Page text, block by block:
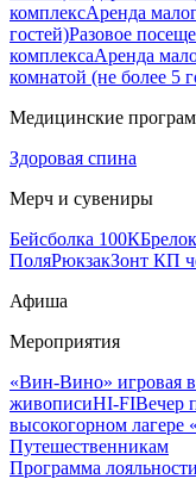
комплексАренда
гостей)Разовое
комплексаАренда
комнатой (не более 5
Медицинские
Здоровая спина
Мерч и сувениры
Бейсболка 100К
ПоляРюкзакЗонт КП
Афиша
Мероприятия
«Вин-Вино» игровая
живописиHI-FIВечер
высокогорном лагере
Путешественникам
Программа лояльности